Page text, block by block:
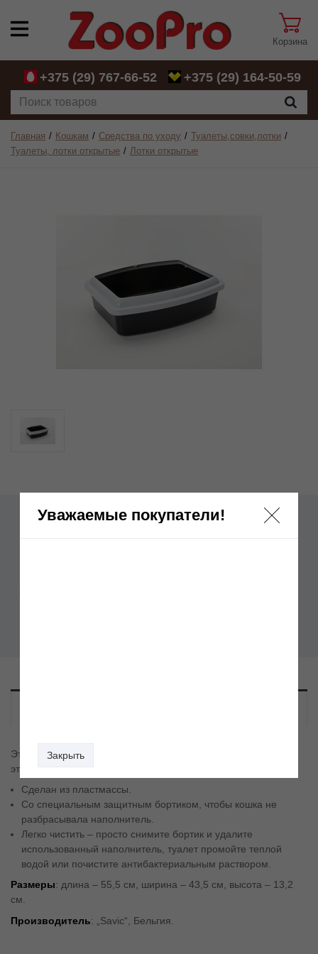
Уважаемые покупатели!
Закрыть
Корзина
+375 (29) 767-66-52 +375 (29) 164-50-59
Главная Кошкам Средства по уходу
Туалеты,совки,лотки
Туалеты, лотки открытые
Лотки открытые
Savic Jumbo Туалет обыкновенный,
Этот овальный туалет предназначен для кошек. С помощью
этого туалета будет легко поддерживать гигиену кошки.
Сделан из пластмассы.
Со специальным защитным бортиком, чтобы кошка не
разбрасывала наполнитель.
Легко чистить – просто снимите бортик и удалите
использованный наполнитель, туалет промойте теплой
водой или почистите антибактериальным раствором.
Размеры: длина – 55,5 см, ширина – 43,5 см, высота – 13,2
см.
Производитель: „Savic“, Бельгия.